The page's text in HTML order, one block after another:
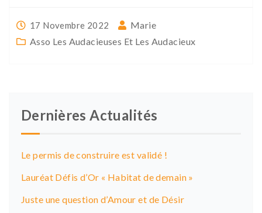
17 Novembre 2022
Marie
Asso Les Audacieuses Et Les Audacieux
Dernières Actualités
Le permis de construire est validé !
Lauréat Défis d’Or « Habitat de demain »
Juste une question d’Amour et de Désir